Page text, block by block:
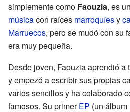
simplemente como Faouzia, es
músicacon raíces marroquíesy
Marruecos, pero se mudó con su
era muy pequeña.
Desde joven, Faouzia aprendió a
y empezó a escribir sus propias
varios sencillos y ha colaborado
famosos. Su primerEP (un